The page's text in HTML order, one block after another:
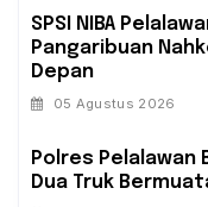
SPSI NIBA
Pangaribuan
Depan
05 Agustus 2026
Polres Pelalawan
Dua Truk